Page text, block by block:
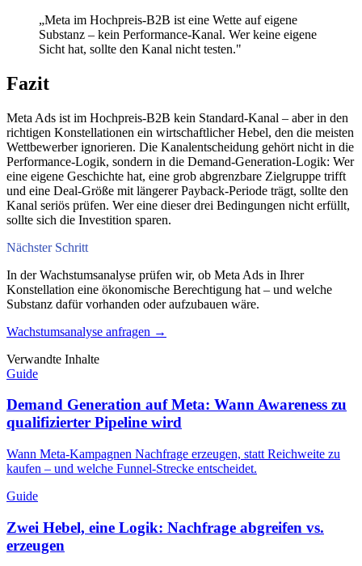
„Meta im Hochpreis-B2B ist eine Wette auf eigene
Substanz – kein Performance-Kanal. Wer keine eigene
Sicht hat, sollte den Kanal nicht testen."
Fazit
Meta Ads ist im Hochpreis-B2B kein Standard-Kanal – aber in den
richtigen Konstellationen ein wirtschaftlicher Hebel, den die meisten
Wettbewerber ignorieren. Die Kanalentscheidung gehört nicht in die
Performance-Logik, sondern in die Demand-Generation-Logik: Wer
eine eigene Geschichte hat, eine grob abgrenzbare Zielgruppe trifft
und eine Deal-Größe mit längerer Payback-Periode trägt, sollte den
Kanal seriös prüfen. Wer eine dieser drei Bedingungen nicht erfüllt,
sollte sich die Investition sparen.
Nächster Schritt
In der Wachstumsanalyse prüfen wir, ob Meta Ads in Ihrer
Konstellation eine ökonomische Berechtigung hat – und welche
Substanz dafür vorhanden oder aufzubauen wäre.
Wachstumsanalyse anfragen →
Verwandte Inhalte
Guide
Demand Generation auf Meta: Wann Awareness zu
qualifizierter Pipeline wird
Wann Meta-Kampagnen Nachfrage erzeugen, statt Reichweite zu
kaufen – und welche Funnel-Strecke entscheidet.
Guide
Zwei Hebel, eine Logik: Nachfrage abgreifen vs.
erzeugen